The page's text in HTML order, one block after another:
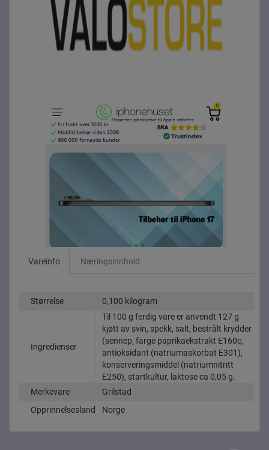
Vareinfo Næringsinnhold
Størrelse 0,100 kilogram
Ingredienser
Til 100 g ferdig vare er anvendt 127 g
kjøtt av svin, spekk, salt, bestrålt krydder
(sennep, farge paprikaekstrakt E160c,
antioksidant (natriumaskorbat E301),
konserveringsmiddel (natriumnitritt
E250), startkultur, laktose ca 0,05 g.
Merkevare
Grilstad
Opprinnelsesland
Norge